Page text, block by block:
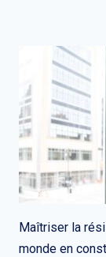
Maîtriser la
monde en